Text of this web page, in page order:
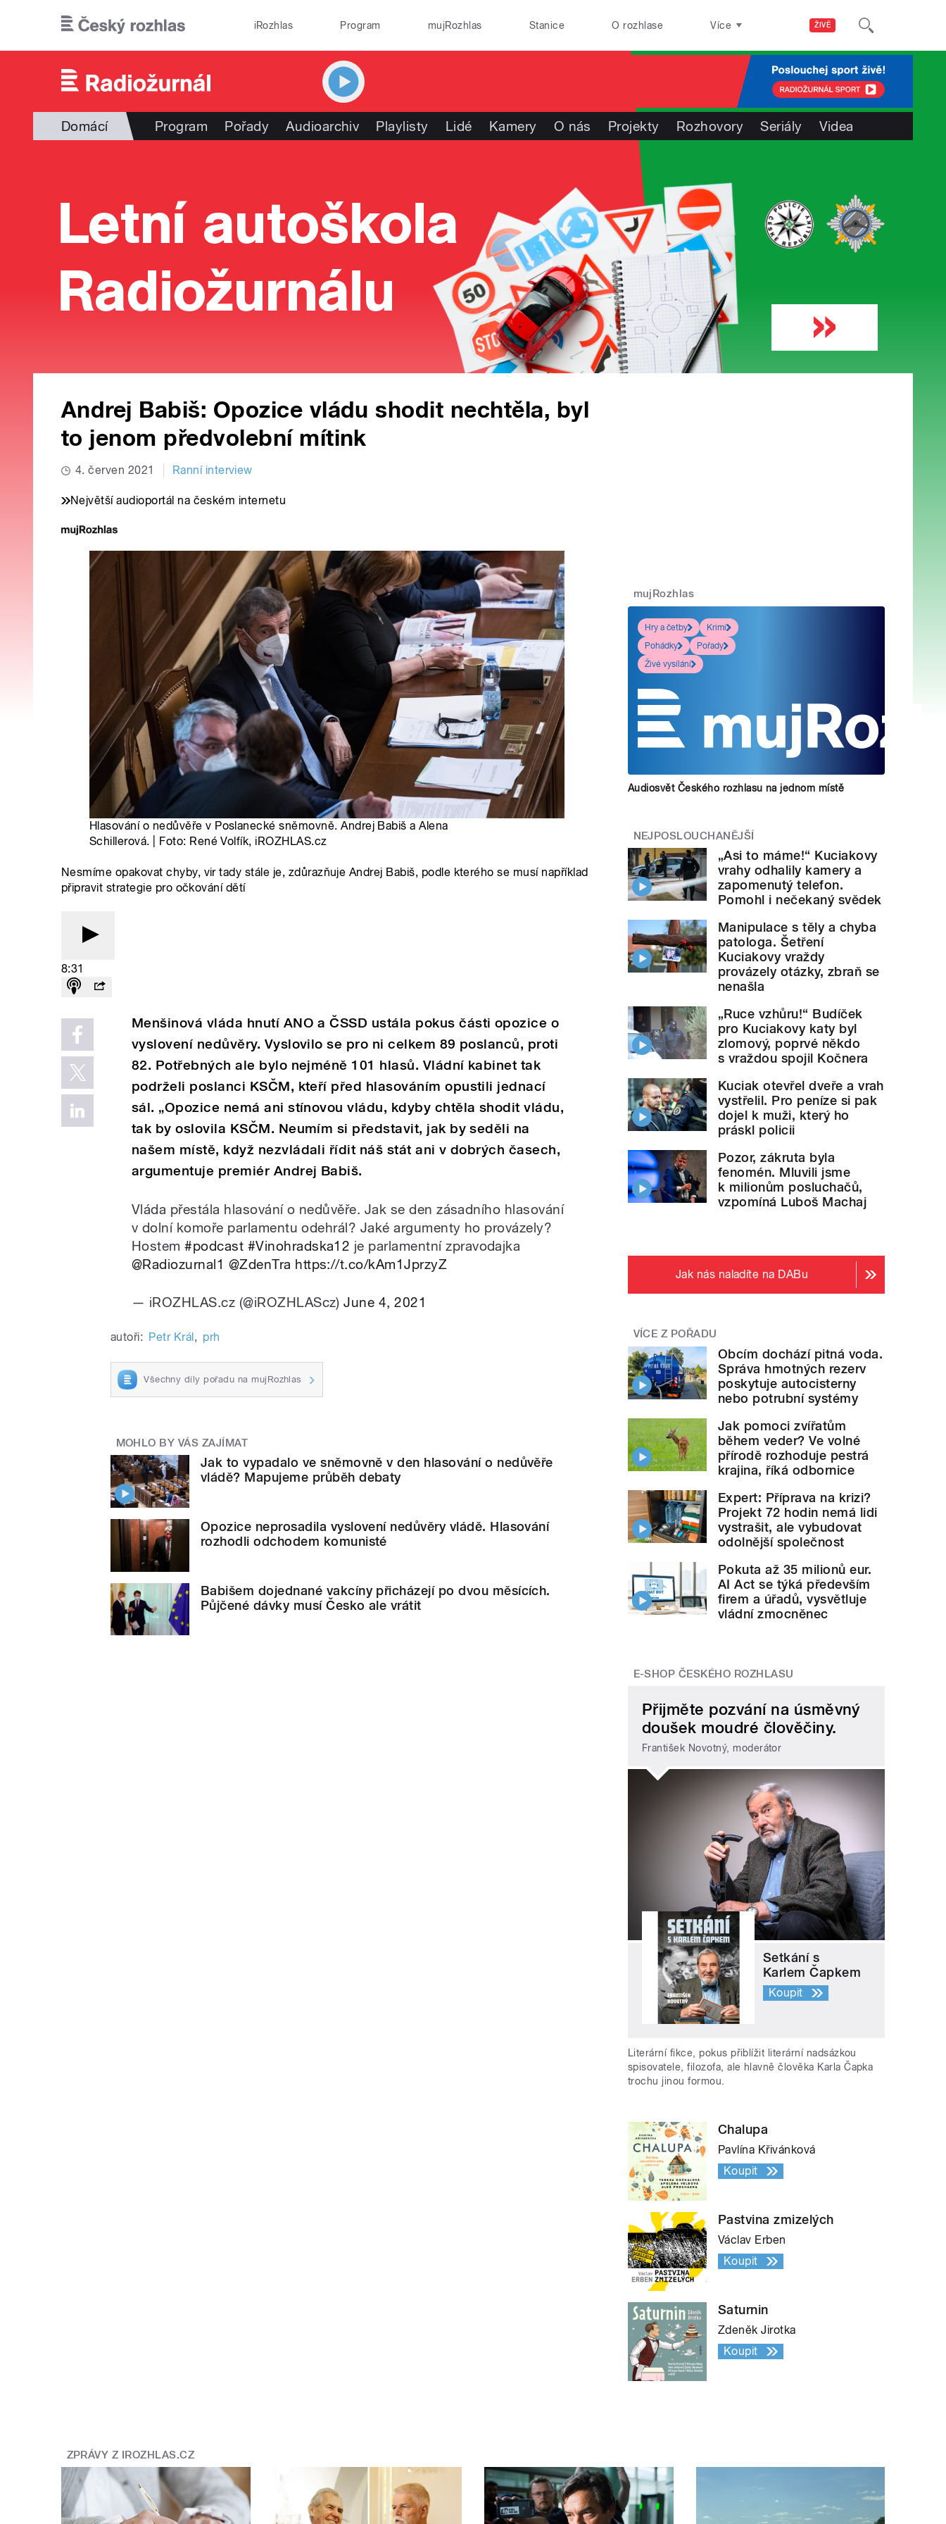
ŽIVĚ
iRozhlas Program mujRozhlas Stanice O rozhlase Více
Domácí Program Pořady Audioarchiv Playlisty Lidé Kamery O nás Projekty Rozhovory Seriály Videa
Andrej Babiš: Opozice vládu shodit nechtěla, byl
to jenom předvolební mítink
4. červen 2021 Ranní interview
Největší audioportál na českém internetu
Hlasování o nedůvěře v Poslanecké sněmovně. Andrej Babiš a Alena
Schillerová. | Foto: René Volfík, iROZHLAS.cz
Nesmíme opakovat chyby, vir tady stále je, zdůrazňuje Andrej Babiš, podle kterého se musí například
připravit strategie pro očkování dětí
8:31
Menšinová vláda hnutí ANO a ČSSD ustála pokus části opozice o
vyslovení nedůvěry. Vyslovilo se pro ni celkem 89 poslanců, proti
82. Potřebných ale bylo nejméně 101 hlasů. Vládní kabinet tak
podrželi poslanci KSČM, kteří před hlasováním opustili jednací
sál. „Opozice nemá ani stínovou vládu, kdyby chtěla shodit vládu,
tak by oslovila KSČM. Neumím si představit, jak by seděli na
našem místě, když nezvládali řídit náš stát ani v dobrých časech,
argumentuje premiér Andrej Babiš.
Vláda přestála hlasování o nedůvěře. Jak se den zásadního hlasování
v dolní komoře parlamentu odehrál? Jaké argumenty ho provázely?
Hostem#podcast #Vinohradska12 je parlamentní zpravodajka
@Radiozurnal1 @ZdenTra https://t.co/kAm1JprzyZ
— iROZHLAS.cz (@iROZHLAScz)June 4, 2021
autoři: Petr Král , prh
Všechny díly pořadu na mujRozhlas
MOHLO BY VÁS ZAJÍMAT
Jak to vypadalo ve sněmovně v den hlasování o nedůvěře
vládě? Mapujeme průběh debaty
Opozice neprosadila vyslovení nedůvěry vládě. Hlasování
rozhodli odchodem komunisté
Babišem dojednané vakcíny přicházejí po dvou měsících.
Půjčené dávky musí Česko ale vrátit
mujRozhlas
Hry a četby
Krimi
Pohádky
Pořady
Živé vysílání
Audiosvět Českého rozhlasu na jednom místě
NEJPOSLOUCHANĚJŠÍ
„Asi to máme!“ Kuciakovy
vrahy odhalily kamery a
zapomenutý telefon.
Pomohl i nečekaný svědek
Manipulace s těly a chyba
patologa. Šetření
Kuciakovy vraždy
provázely otázky, zbraň se
nenašla
„Ruce vzhůru!“ Budíček
pro Kuciakovy katy byl
zlomový, poprvé někdo
s vraždou spojil Kočnera
Kuciak otevřel dveře a vrah
vystřelil. Pro peníze si pak
dojel k muži, který ho
práskl policii
Pozor, zákruta byla
fenomén. Mluvili jsme
k milionům posluchačů,
vzpomíná Luboš Machaj
Jak nás naladíte na DABu
VÍCE Z POŘADU
Obcím dochází pitná voda.
Správa hmotných rezerv
poskytuje autocisterny
nebo potrubní systémy
Jak pomoci zvířatům
během veder? Ve volné
přírodě rozhoduje pestrá
krajina, říká odbornice
Expert: Příprava na krizi?
Projekt 72 hodin nemá lidi
vystrašit, ale vybudovat
odolnější společnost
Pokuta až 35 milionů eur.
AI Act se týká především
firem a úřadů, vysvětluje
vládní zmocněnec
E-SHOP ČESKÉHO ROZHLASU
Přijměte pozvání na úsměvný
doušek moudré člověčiny.
František Novotný, moderátor
Setkání s
Karlem Čapkem
Koupit
Literární fikce, pokus přiblížit literární nadsázkou
spisovatele, filozofa, ale hlavně člověka Karla Čapka
trochu jinou formou.
Chalupa
Pavlína Křivánková
Koupit
Pastvina zmizelých
Václav Erben
Koupit
Saturnin
Zdeněk Jirotka
Koupit
ZPRÁVY Z IROZHLAS.CZ